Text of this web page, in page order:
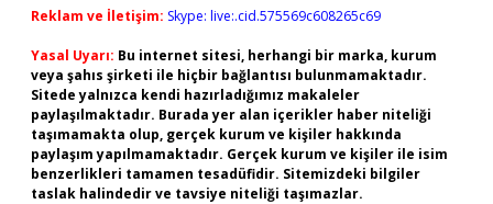
Reklam ve İletişim: Skype: live:.cid.575569c608265c69
Yasal Uyarı: Bu internet sitesi, herhangi bir marka, kurum
veya şahıs şirketi ile hiçbir bağlantısı bulunmamaktadır.
Sitede yalnızca kendi hazırladığımız makaleler
paylaşılmaktadır. Burada yer alan içerikler haber niteliği
taşımamakta olup, gerçek kurum ve kişiler hakkında
paylaşım yapılmamaktadır. Gerçek kurum ve kişiler ile isim
benzerlikleri tamamen tesadüfidir. Sitemizdeki bilgiler
taslak halindedir ve tavsiye niteliği taşımazlar.